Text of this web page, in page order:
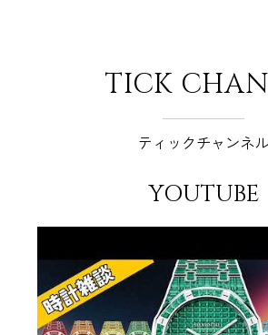
TICK
ティックチャンネル
YOUTUBE